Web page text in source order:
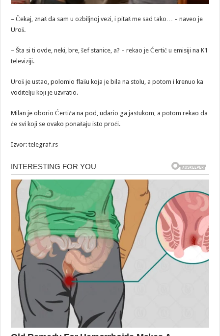
– Čekaj, znaš da sam u ozbiljnoj vezi, i pitaš me sad tako… – naveo je
Uroš.
– Šta si ti ovde, neki, bre, šef stanice, a? – rekao je Ćertić u emisiji na K1
televiziji.
Uroš je ustao, polomio flašu koja je bila na stolu, a potom i krenuo ka
voditelju koji je uzvratio.
Milan je oborio Ćertića na pod, udario ga jastukom, a potom rekao da
će svi koji se ovako ponašaju isto proći.
Izvor: telegraf.rs